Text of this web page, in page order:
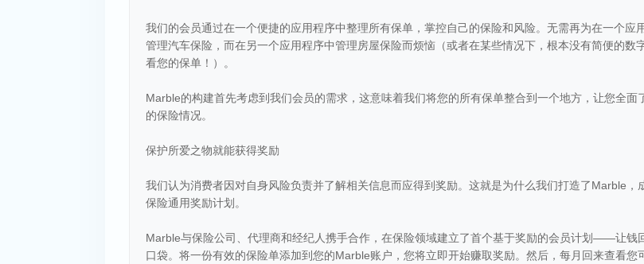
我们的会员通过在一个便捷的应用程序中整理所有保单，掌控自己的保险和风险。无需再为在一个应
管理汽车保险，而在另一个应用程序中管理房屋保险而烦恼（或者在某些情况下，根本没有简便的数
看您的保单！）。
Marble的构建首先考虑到我们会员的需求，这意味着我们将您的所有保单整合到一个地方，让您全面
的保险情况。
保护所爱之物就能获得奖励
我们认为消费者因对自身风险负责并了解相关信息而应得到奖励。这就是为什么我们打造了Marble，
保险通用奖励计划。
Marble与保险公司、代理商和经纪人携手合作，在保险领域建立了首个基于奖励的会员计划——让钱
口袋。将一份有效的保险单添加到您的Marble账户，您将立即开始赚取奖励。然后，每月回来查看您